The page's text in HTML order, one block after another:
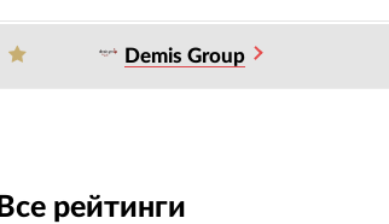
Demis Group
Все рейтинги